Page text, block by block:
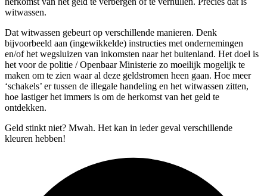
witwassen.
Dat witwassen gebeurt op verschillende manieren. Denk
bijvoorbeeld aan (ingewikkelde) instructies met ondernemingen
en/of het wegsluizen van inkomsten naar het buitenland. Het doel is
het voor de politie / Openbaar Ministerie zo moeilijk mogelijk te
maken om te zien waar al deze geldstromen heen gaan. Hoe meer
‘schakels’ er tussen de illegale handeling en het witwassen zitten,
hoe lastiger het immers is om de herkomst van het geld te
ontdekken.
Geld stinkt niet? Mwah. Het kan in ieder geval verschillende
kleuren hebben!